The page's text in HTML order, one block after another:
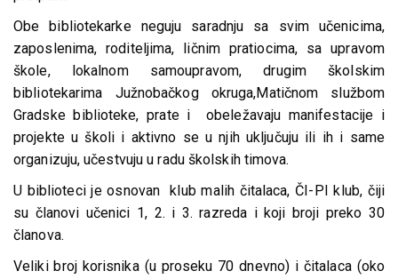
Obe bibliotekarke neguju saradnju sa svim učenicima,
zaposlenima, roditeljima, ličnim pratiocima, sa upravom
škole, lokalnom samoupravom, drugim školskim
bibliotekarima Južnobačkog okruga,Matičnom službom
Gradske biblioteke, prate i obeležavaju manifestacije i
projekte u školi i aktivno se u njih uključuju ili ih i same
organizuju, učestvuju u radu školskih timova.
U biblioteci je osnovan klub malih čitalaca, ČI-PI klub, čiji
su članovi učenici 1, 2. i 3. razreda i koji broji preko 30
članova.
Veliki broj korisnika (u proseku 70 dnevno) i čitalaca (oko